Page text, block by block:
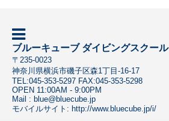
ブルーキューブ ダイビングスクール
〒 235-0023
神奈川県横浜市磯子区森1丁目-16-17
TEL:045-353-5297 FAX:045-353-5298
OPEN 11:00AM - 9:00PM
Mail : blue@bluecube.jp
モバイルサイト: http://www.bluecube.jp/i/